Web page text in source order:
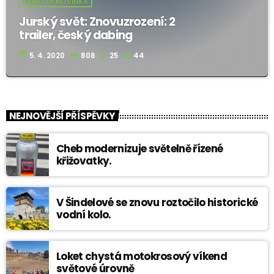
Jurský svět: Znovuzrození: 2
trailer, český dabing
today 5. 4. 2020 808 25 44
NEJNOVĚJŠÍ PŘÍSPĚVKY
Cheb modernizuje světelně řízené
křižovatky.
V Šindelové se znovu roztočilo historické
vodní kolo.
Loket chystá motokrosový víkend
světové úrovně